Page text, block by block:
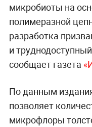
микробиоты на
полимеразной
разработка
и
сообщает газета
По данным
позволяет
микрофлоры